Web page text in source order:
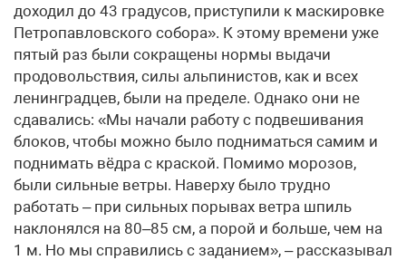
доходил до 43 градусов, приступили к маскировке
Петропавловского собора». К этому времени уже
пятый раз были сокращены нормы выдачи
продовольствия, силы альпинистов, как и всех
ленинградцев, были на пределе. Однако они не
сдавались: «Мы начали работу с подвешивания
блоков, чтобы можно было подниматься самим и
поднимать вёдра с краской. Помимо морозов,
были сильные ветры. Наверху было трудно
работать – при сильных порывах ветра шпиль
наклонялся на 80–85 см, а порой и больше, чем на
1 м. Но мы справились с заданием», – рассказывал